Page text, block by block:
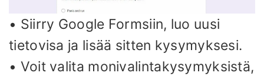
• Siirry Google Formsiin, luo uusi
tietovisa ja lisää sitten kysymyksesi.
• Voit valita monivalintakysymyksistä,